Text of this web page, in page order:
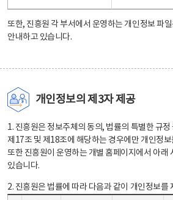
또한, 진흥원 각 부서에서 운영하는 개인정보 파
안내하고 있습니다.
개인정보의 제3자 제공
1. 진흥원은 정보주체의 동의, 법률의 특별한 규정
제17조 및 제18조에 해당하는 경우에만 개인정
또한 진흥원이 운영하는 개별 홈페이지에서 아래
있습니다.
2. 진흥원은 법률에 따라 다음과 같이 개인정보를